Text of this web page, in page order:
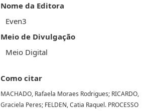
Nome da Editora
Even3
Meio de Divulgação
Meio Digital
Como citar
MACHADO, Rafaela Moraes Rodrigues; RICARDO,
Graciela Peres; FELDEN, Catia Raquel. PROCESSO